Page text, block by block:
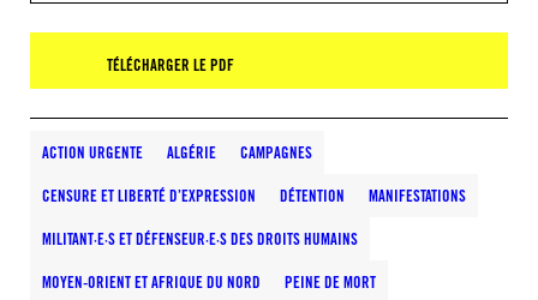
TÉLÉCHARGER LE PDF
ACTION URGENTE ALGÉRIE CAMPAGNES
CENSURE ET LIBERTÉ D’EXPRESSION DÉTENTION MANIFESTATIONS
MILITANT·E·S ET DÉFENSEUR·E·S DES DROITS HUMAINS
MOYEN-ORIENT ET AFRIQUE DU NORD PEINE DE MORT